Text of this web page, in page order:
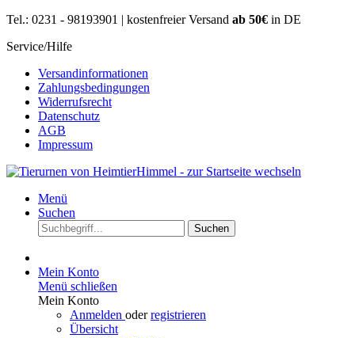
Tel.: 0231 - 98193901 | kostenfreier Versand ab 50€ in DE
Service/Hilfe
Versandinformationen
Zahlungsbedingungen
Widerrufsrecht
Datenschutz
AGB
Impressum
Menü
Suchen
Suchen
Mein Konto
Menü schließen
Mein Konto
Anmelden oderregistrieren
Übersicht